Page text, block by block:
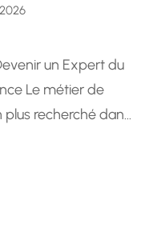
un Expert du
Le métier de
recherché dans
un coach